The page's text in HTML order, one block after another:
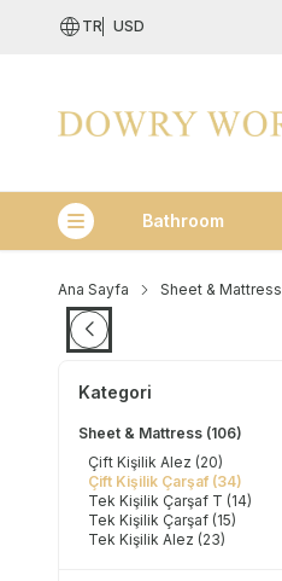
TR USD
KategorilerBathroom
Ana Sayfa Sheet & Mattress
Kategori
Sheet & Mattress (106)
Çift Kişilik Alez (20)
Çift Kişilik Çarşaf (34)
Tek Kişilik Çarşaf T (14)
Tek Kişilik Çarşaf (15)
Tek Kişilik Alez (23)